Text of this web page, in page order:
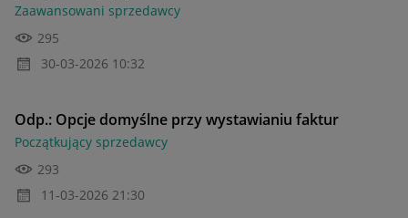
Zaawansowani sprzedawcy
295
‎30-03-2026 10:32
Odp.: Opcje domyślne przy wystawianiu faktur
Początkujący sprzedawcy
293
‎11-03-2026 21:30